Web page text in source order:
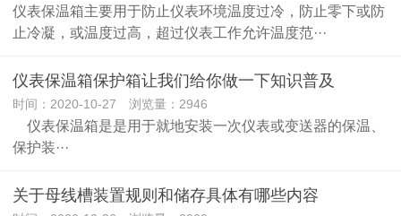
仪表保温箱主要用于防止仪表环境温度过冷，防止零下或防
止冷凝，或温度过高，超过仪表工作允许温度范···
仪表保温箱保护箱让我们给你做一下知识普及
时间：2020-10-27 浏览量：2946
仪表保温箱是是用于就地安装一次仪表或变送器的保温、
保护装···
关于母线槽装置规则和储存具体有哪些内容